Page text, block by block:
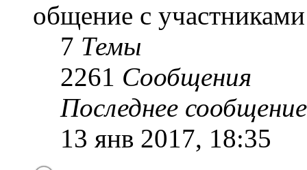
общение с
7 Темы
2261 Сообщения
Последнее сообщение
13 янв 2017, 18:35